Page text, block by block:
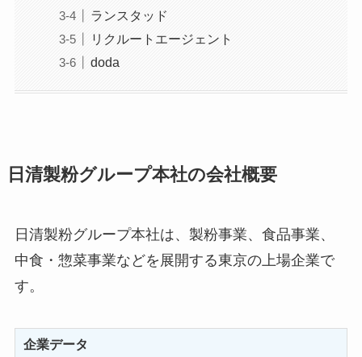
ランスタッド
リクルートエージェント
doda
日清製粉グループ本社の会社概要
日清製粉グループ本社は、製粉事業、食品事業、
中食・惣菜事業などを展開する東京の上場企業で
す。
企業データ